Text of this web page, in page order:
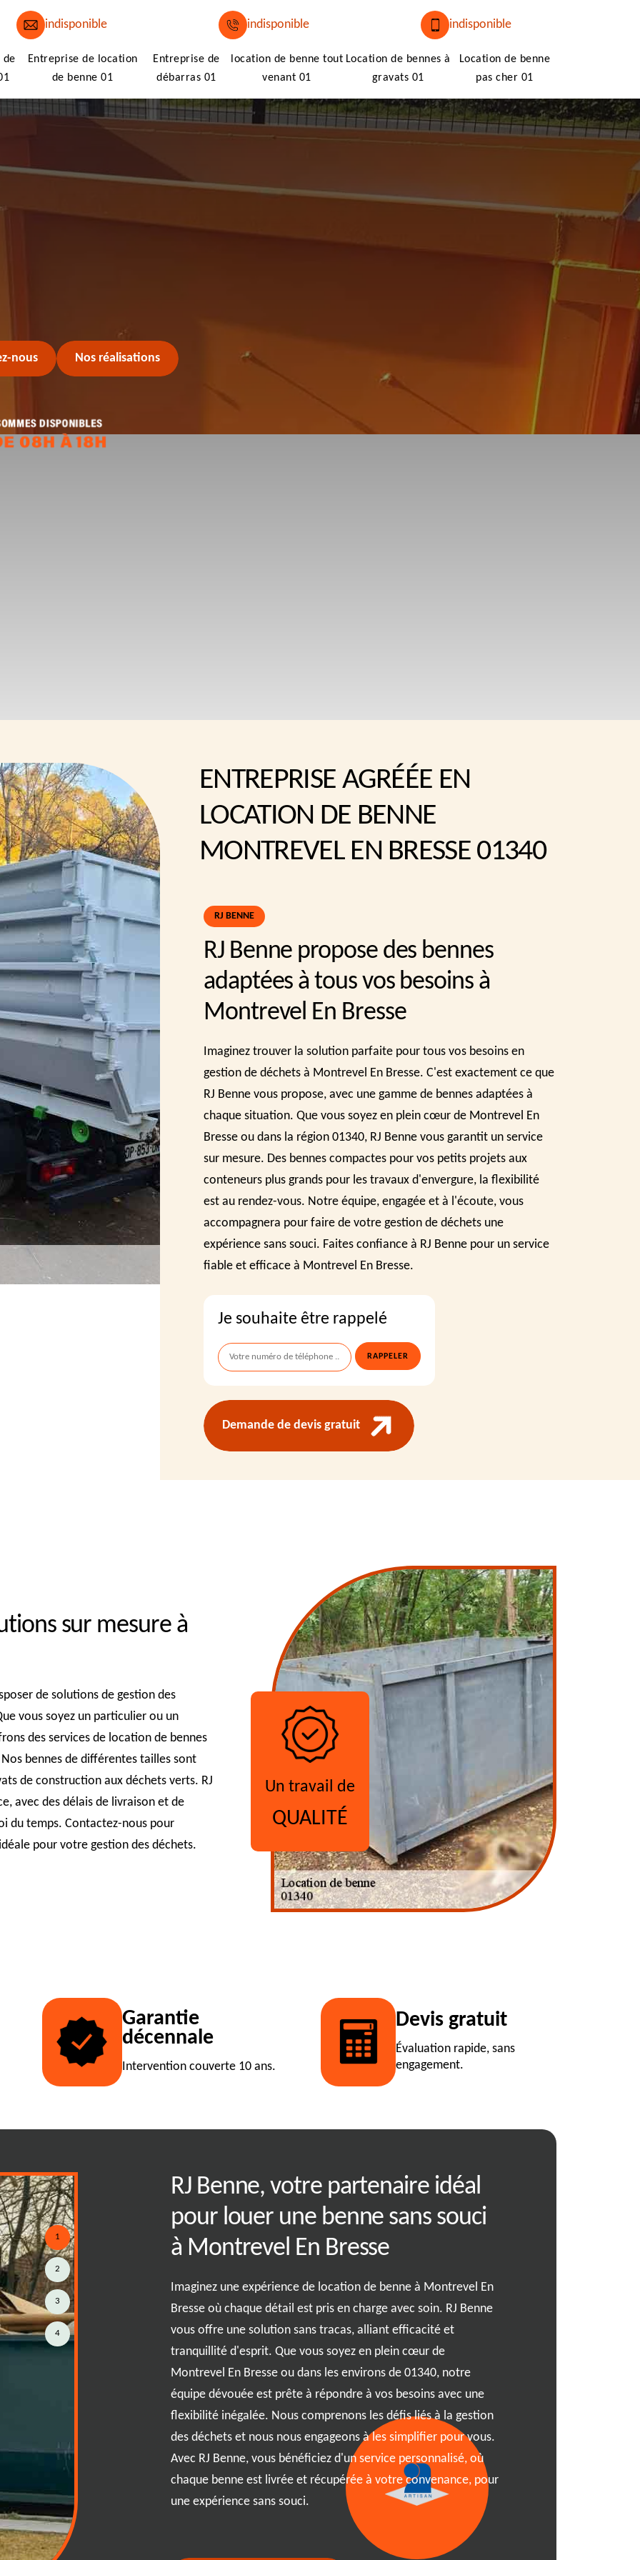
indisponible indisponible indisponible
de
Entreprise de location
de benne 01
Entreprise de
débarras 01
location de benne tout
venant 01
Location de bennes à
gravats 01
Location de benne
pas cher 01
nous Nos réalisations
ENTREPRISE AGRÉÉE EN
LOCATION DE BENNE
MONTREVEL EN BRESSE 01340
RJ BENNE
RJ Benne propose des bennes
adaptées à tous vos besoins à
Montrevel En Bresse
Imaginez trouver la solution parfaite pour tous vos besoins en
gestion de déchets à Montrevel En Bresse. C'est exactement ce que
RJ Benne vous propose, avec une gamme de bennes adaptées à
chaque situation. Que vous soyez en plein cœur de Montrevel En
Bresse ou dans la région 01340, RJ Benne vous garantit un service
sur mesure. Des bennes compactes pour vos petits projets aux
conteneurs plus grands pour les travaux d'envergure, la flexibilité
est au rendez-vous. Notre équipe, engagée et à l'écoute, vous
accompagnera pour faire de votre gestion de déchets une
expérience sans souci. Faites confiance à RJ Benne pour un service
fiable et efficace à Montrevel En Bresse.
Je souhaite être rappelé
Demande de devis gratuit
sur mesure à
de solutions de gestion des
vous soyez un particulier ou un
des services de location de bennes
bennes de différentes tailles sont
de construction aux déchets verts. RJ
avec des délais de livraison et de
du temps. Contactez-nous pour
pour votre gestion des déchets.
Un travail de
QUALITÉ
Garantie
décennale
Intervention couverte 10 ans.
Devis gratuit
Évaluation rapide, sans
engagement.
pour la
efficace
un projet complexe en une
Imaginez-vous dans la ville
entouré de montagnes de
là que notre guide complet
que chaque projet
vous assure une location
la vie en découvrant
de débris sans tracas !
RJ Benne, votre partenaire idéal
pour louer une benne sans souci
à Montrevel En Bresse
Imaginez une expérience de location de benne à Montrevel En
Bresse où chaque détail est pris en charge avec soin. RJ Benne
vous offre une solution sans tracas, alliant efficacité et
tranquillité d'esprit. Que vous soyez en plein cœur de
Montrevel En Bresse ou dans les environs de 01340, notre
équipe dévouée est prête à répondre à vos besoins avec une
flexibilité inégalée. Nous comprenons les défis liés à la gestion
des déchets et nous nous engageons à les simplifier pour vous.
Avec RJ Benne, vous bénéficiez d'un service personnalisé, où
chaque benne est livrée et récupérée à votre convenance, pour
une expérience sans souci.
1
2
3
4